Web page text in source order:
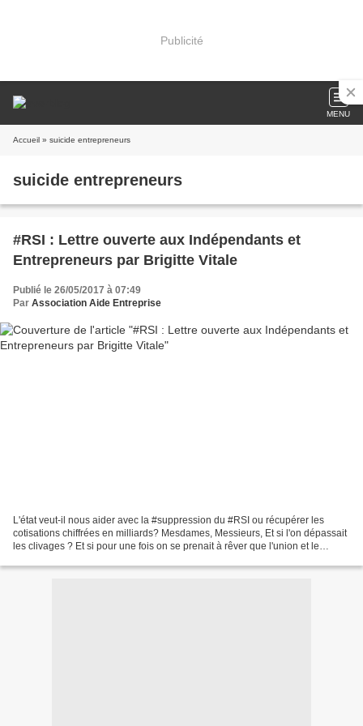
Publicité
MENU
Accueil » suicide entrepreneurs
suicide entrepreneurs
#RSI : Lettre ouverte aux Indépendants et
Entrepreneurs par Brigitte Vitale
Publié le 26/05/2017 à 07:49
Par Association Aide Entreprise
L'état veut-il nous aider avec la #suppression du #RSI ou récupérer les
cotisations chiffrées en milliards? Mesdames, Messieurs, Et si l'on dépassait
les clivages ? Et si pour une fois on se prenait à rêver que l'union et le